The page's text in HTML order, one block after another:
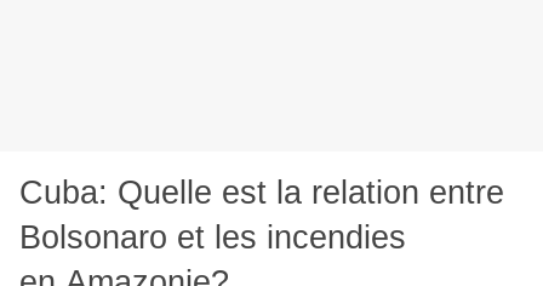
Cuba: Quelle est la relation entre
Bolsonaro et les incendies